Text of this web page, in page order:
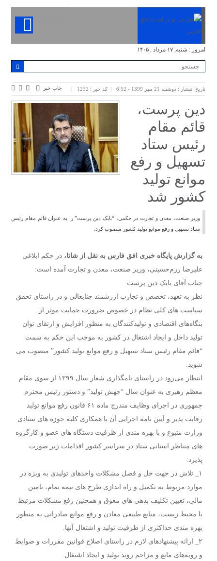
امروز : شنبه, ۱۷ مرداد , ۱۴۰۵
تاریخ انتشار : دوشنبه 21 مهر 1399 - 6:52 کد خبر : 1232 چاپ خبر
دین پرست،
قائم مقام
رئیس ستاد
تسهیل و رفع
موانع تولید
کشور شد
وزیر صنعت، معدن و تجارت در حکمی، “بابک دین پرست” را به عنوان قائم مقام رئیس
ستاد تسهیل و رفع موانع تولید کشور منصوب کرد.
به گزارش پایگاه خبری افق فارس به نقل از شاتا، در حکم ابلاغی
علیرضا رزم‌حسینی، وزیر صنعت، معدن و تجارت آمده است:
جناب آقای بابک دین پرست
نظر به تعهد، تخصص و تجارب ارزشمند جنابعالی و در راستای تحقق
سیاست های کلی نظام در خصوص ضرورت حمایت موثر از
بنگاه‌های اقتصادی و تولیدکنندگان به منظور افزایش و ارتقای توان
تولید داخل و ایجاد اشتغال در کشور به موجب این حکم به سمت
“قائم مقام رئیس ستاد تسهیل و رفع موانع تولید کشور” منصوب می
شوید.
انتظار می‌رود در راستای نامگذاری شعار سال ۱۳۹۹ از سوی مقام
معظم رهبری به عنوان سال “جهش تولید” و دستور رئیس محترم
جمهوری در اجرای وظایف مندرج ماده ۶۱ قانون رفع موانع تولید
رقابت پذیر و آیین نامه اجرایی آن با همکاری کلیه حوزه های ستادی
وزارت متبوع و با بهره مندی از ظرفیت دستگاه های عضو و کارگروه
های متناظر استانی ستاد در سراسر کشور اقدامات زیر صورت
پذیرد:
۱_ تلاش در جهت حل و فصل مشکلات واحدهای تولیدی به ویژه در
موارد مربوط به تکمیل و راه اندازی طرح های نیمه تمام، تامین
مالی، تعیین تکلیف بدهی های معوق و همچنین رفع مشکلات مرتبط
با محیط زیست، منابع طبیعی معادن و رفع موانع صادراتی به منظور
بهره مندی حداکثری از ظرفیت تولید و اشتغال آنها.
۲_ ارائه پیشنهادهای لازم در راستای اصلاح قوانین مقررات و ضوابط
و رویه‌های مانع و مزاحم روند تولید و ایجاد اشتغال.